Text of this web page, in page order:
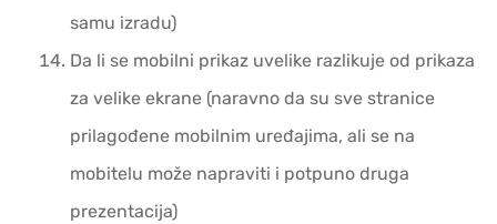
samu izradu)
Da li se mobilni prikaz uvelike razlikuje od prikaza
za velike ekrane (naravno da su sve stranice
prilagođene mobilnim uređajima, ali se na
mobitelu može napraviti i potpuno druga
prezentacija)